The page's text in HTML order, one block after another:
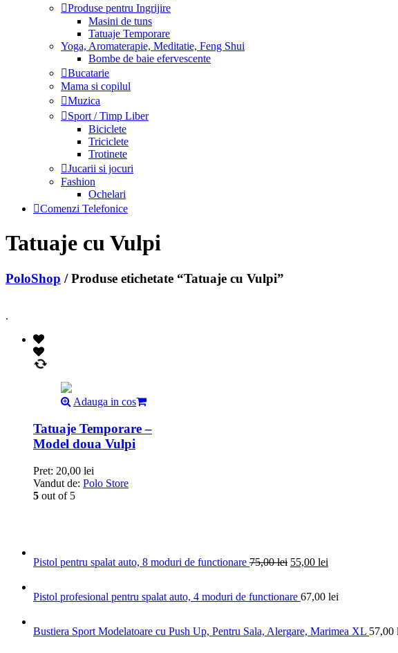
Produse pentru Ingrijire
Masini de tuns
Tatuaje Temporare
Yoga, Aromaterapie, Meditatie, Feng Shui
Bombe de baie efervescente
Bucatarie
Mama si copilul
Muzica
Sport / Timp Liber
Biciclete
Triciclete
Trotinete
Jucarii si jocuri
Fashion
Ochelari
Comenzi Telefonice
Tatuaje cu Vulpi
PoloShop / Produse etichetate “Tatuaje cu Vulpi”
.
Adauga in cos
Tatuaje Temporare –
Model doua Vulpi
Pret: 20,00 lei
Vandut de: Polo Store
5 out of 5
Pistol pentru spalat auto, 8 moduri de functionare 75,00lei 55,00 lei
Pistol profesional pentru spalat auto, 4 moduri de functionare 67,00 lei
Bustiera Sport Modelatoare cu Push Up, Pentru Sala, Alergare, Marimea XL 57,00